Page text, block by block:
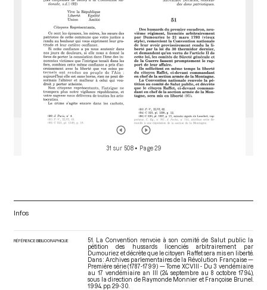
31 sur 508 • Page 29
Infos
RÉFÉRENCE BIBLIOGRAPHIQUE
51. La Convention renvoie à son comité de Salut public la
pétition des hussards licenciés arbitrairement par
Dumouriez et décrète que le citoyen Raffet sera mis en liberté.
Dans : Archives parlementaires de la Révolution Française —
Première série (1787-1799) — Tome XCVIII - Du 3 vendémiaire
au 17 vendémiaire an III (24 septembre au 8 octobre 1794),
sous la direction de Raymonde Monnier et Françoise Brunel.
1994. pp. 29-30.